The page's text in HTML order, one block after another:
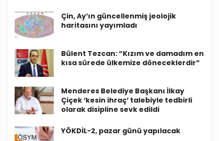
Çin, Ay’ın güncellenmiş jeolojik
haritasını yayımladı
Bülent Tezcan: “Kızım ve damadım en
kısa sürede ülkemize döneceklerdir”
Menderes Belediye Başkanı İlkay
Çiçek ‘kesin ihraç’ talebiyle tedbirli
olarak disipline sevk edildi
YÖKDİL-2, pazar günü yapılacak